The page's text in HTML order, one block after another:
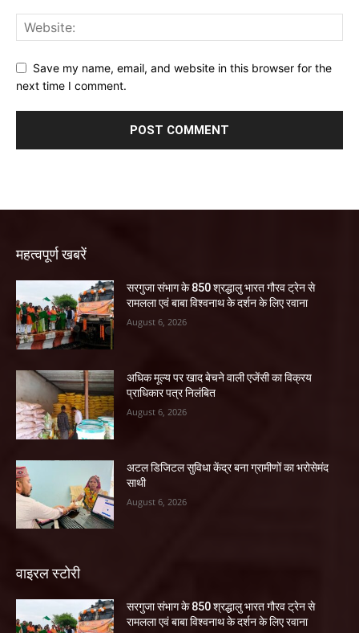
Save my name, email, and website in this browser for the
next time I comment.
महत्वपूर्ण खबरें
सरगुजा संभाग के 850 श्रद्धालु भारत गौरव ट्रेन से
रामलला एवं बाबा विश्वनाथ के दर्शन के लिए रवाना
August 6, 2026
अधिक मूल्य पर खाद बेचने वाली एजेंसी का विक्रय
प्राधिकार पत्र निलंबित
August 6, 2026
अटल डिजिटल सुविधा केंद्र बना ग्रामीणों का भरोसेमंद
साथी
August 6, 2026
वाइरल स्टोरी
सरगुजा संभाग के 850 श्रद्धालु भारत गौरव ट्रेन से
रामलला एवं बाबा विश्वनाथ के दर्शन के लिए रवाना